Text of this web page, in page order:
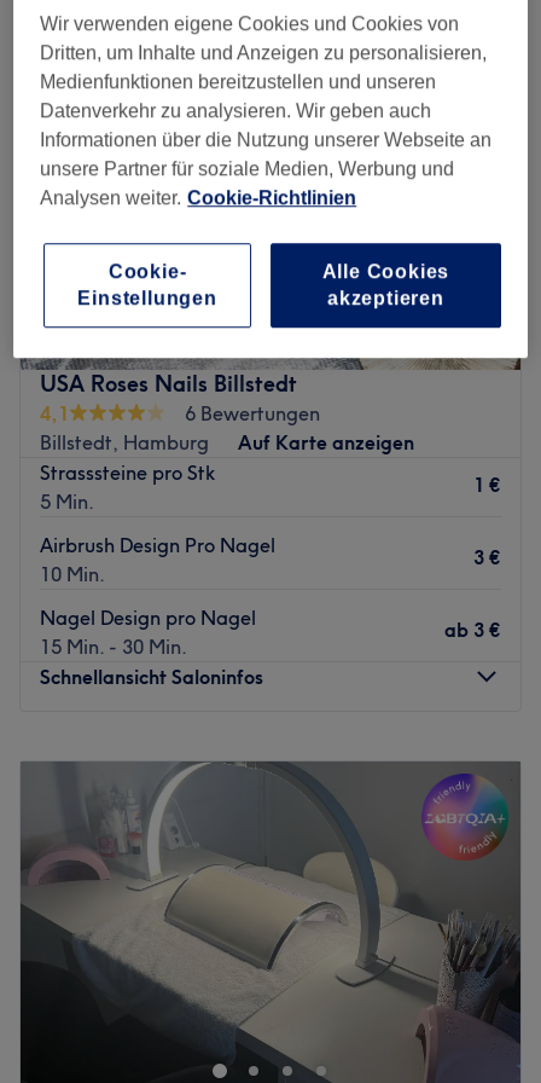
USA Roses Nails Billstedt
4,1
6 Bewertungen
Billstedt, Hamburg
Auf Karte anzeigen
Strasssteine pro Stk
5 Min.
1 €
Airbrush Design Pro Nagel
10 Min.
3 €
Nagel Design pro Nagel
15 Min. - 30 Min.
ab 3 €
Schnellansicht Saloninfos
20:00
20:00
Donnerstag
–20:00
Freitag
09:30
20:00
Samstag
09:30
Sonntag
Geschlossen
Im Herzen des Billstedt Centers erwartet dich USA Roses
Nails – dein Go-to-Spot für gepflegte Nägel und
entspannte Beauty-Momente. Ob klassische Maniküre,
Gel-Nagelverstärkung oder frische Farben: Hier
Wir verwenden eigene Cookies und Cookies von
Dritten, um Inhalte und Anzeigen zu personalisieren,
Medienfunktionen bereitzustellen und unseren
Datenverkehr zu analysieren. Wir geben auch
Informationen über die Nutzung unserer Webseite an
unsere Partner für soziale Medien, Werbung und
Analysen weiter. Cookie-Richtlinien
Cookie-
Einstellungen
Alle Cookies
akzeptieren